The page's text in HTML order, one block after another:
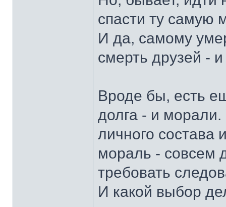
спасти ту самую
И да, самому
смерть друзей -
Вроде бы, есть
долга - и
личного состава
мораль - совсем
требовать
И какой выбор